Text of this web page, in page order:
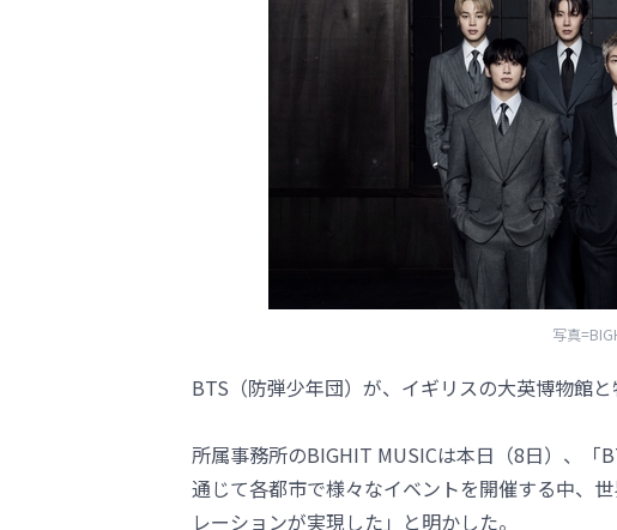
写真
BTS（防弾少年団）が、イギリスの大英博物館
所属事務所のBIGHIT MUSICは本日（8日）、「
通じて各都市で様々なイベントを開催する中、
レーションが実現した」と明かした。